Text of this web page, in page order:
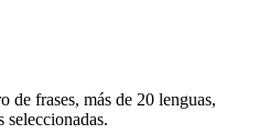
frases, más de 20 lenguas,
seleccionadas.